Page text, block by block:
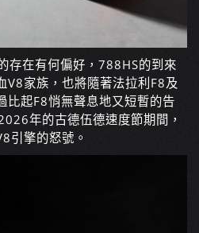
存在有何偏好，788HS的到來
V8家族，也將隨著法拉利F8及
比起F8悄無聲息地又短暫的告
年的古德伍德速度節期間，
引擎的怒號。